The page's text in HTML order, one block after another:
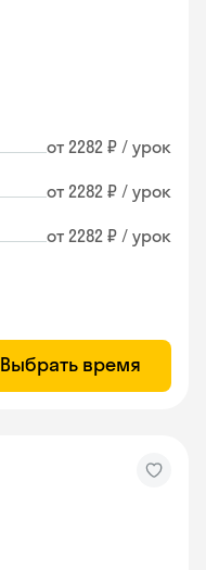
от 2282 ₽ / урок
от 2282 ₽ / урок
от 2282 ₽ / урок
Выбрать время